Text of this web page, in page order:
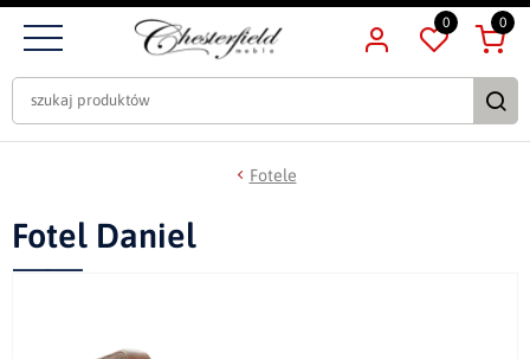
0 0
Fotele
Fotel Daniel